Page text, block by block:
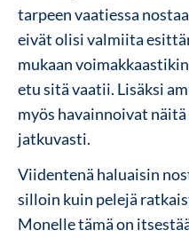
tarpeen vaatiessa
eivät olisi valmiita
mukaan
etu sitä vaatii. Lisäksi
myös havainnoivat
jatkuvasti.
Viidentenä haluaisin
silloin kuin pelejä
Monelle tämä on